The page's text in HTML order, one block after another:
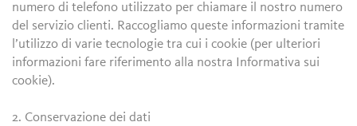
numero di telefono utilizzato per chiamare il nostro numero
del servizio clienti. Raccogliamo queste informazioni tramite
l’utilizzo di varie tecnologie tra cui i cookie (per ulteriori
informazioni fare riferimento alla nostra Informativa sui
cookie).
2. Conservazione dei dati